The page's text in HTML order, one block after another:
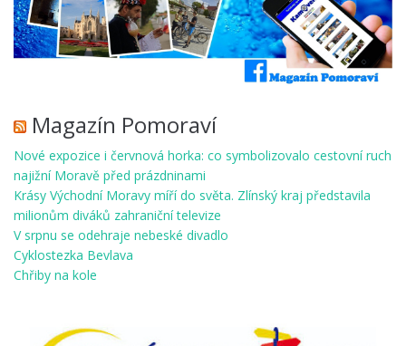
Magazín Pomoraví
Nové expozice i červnová horka: co symbolizovalo cestovní ruch
najižní Moravě před prázdninami
Krásy Východní Moravy míří do světa. Zlínský kraj představila
milionům diváků zahraniční televize
V srpnu se odehraje nebeské divadlo
Cyklostezka Bevlava
Chřiby na kole